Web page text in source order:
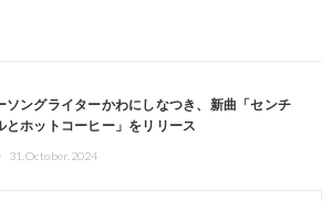
ソングライターかわにしなつき、新曲「センチ
とホットコーヒー」をリリース
31.October.2024